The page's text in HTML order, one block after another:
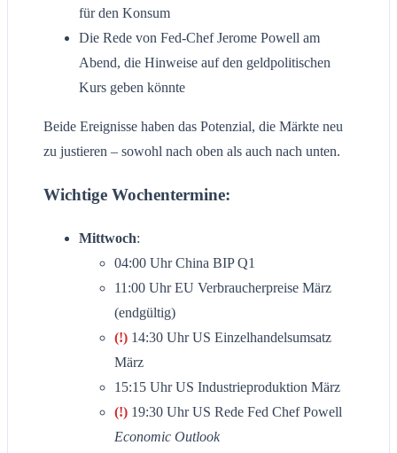
für den Konsum
Die Rede von Fed-Chef Jerome Powell am
Abend, die Hinweise auf den geldpolitischen
Kurs geben könnte
Beide Ereignisse haben das Potenzial, die Märkte neu
zu justieren – sowohl nach oben als auch nach unten.
Wichtige Wochentermine:
Mittwoch:
04:00 Uhr China BIP Q1
11:00 Uhr EU Verbraucherpreise März
(endgültig)
(!) 14:30 Uhr US Einzelhandelsumsatz
März
15:15 Uhr US Industrieproduktion März
(!) 19:30 Uhr US Rede Fed Chef Powell
Economic Outlook